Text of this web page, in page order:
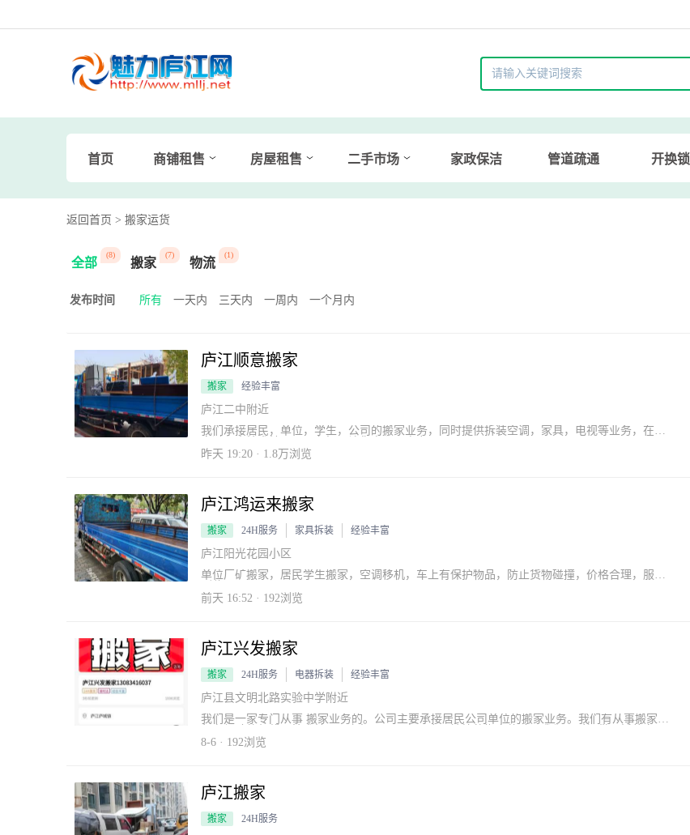
首页 商铺租售 房屋租售 二手市场 家政保洁 管道疏通 开换锁
返回首页 > 搬家运货
全部
(8)
搬家
(7)
物流
(1)
发布时间 所有 一天内 三天内 一周内 一个月内
庐江顺意搬家
搬家 经验丰富
庐江二中附近
我们承接居民，单位，学生，公司的搬家业务，同时提供拆装空调，家具，电视等业务，在搬
昨天 19:20 · 1.8万浏览
庐江鸿运来搬家
搬家 24H服务 家具拆装 经验丰富
庐江阳光花园小区
单位厂矿搬家，居民学生搬家，空调移机，车上有保护物品，防止货物碰撞，价格合理，服务
前天 16:52 · 192浏览
庐江兴发搬家
搬家 24H服务 电器拆装 经验丰富
庐江县文明北路实验中学附近
我们是一家专门从事 搬家业务的。公司主要承接居民公司单位的搬家业务。我们有从事搬家多
电视空调等业务。让您搬家没烦恼。
8-6 · 192浏览
庐江搬家
搬家 24H服务